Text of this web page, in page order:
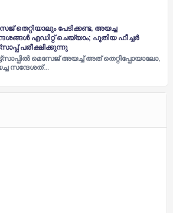
തെറ്റിയാലും പേടിക്കണ്ട, അയച്ച
എഡിറ്റ് ചെയ്യാം; പുതിയ ഫീച്ചര്‍
പരീക്ഷിക്കുന്നു
മെസേജ് അയച്ച് അത് തെറ്റിപ്പോയാലോ,
സന്ദേശത്…